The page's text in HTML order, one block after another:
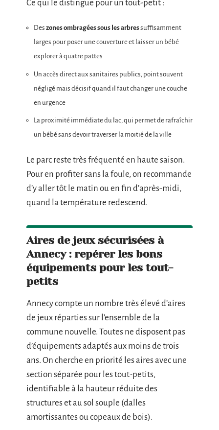
Ce qui le distingue pour un tout-petit :
Des zones ombragées sous les arbressuffisamment
larges pour poser une couverture et laisser un bébé
explorer à quatre pattes
Un accès direct aux sanitaires publics, point souvent
négligé mais décisif quand il faut changer une couche
en urgence
La proximité immédiate du lac, qui permet de rafraîchir
un bébé sans devoir traverser la moitié de la ville
Le parc reste très fréquenté en haute saison.
Pour en profiter sans la foule, on recommande
d’y aller tôt le matin ou en fin d’après-midi,
quand la température redescend.
Aires de jeux sécurisées à
Annecy : repérer les bons
équipements pour les tout-
petits
Annecy compte un nombre très élevé d’aires
de jeux réparties sur l’ensemble de la
commune nouvelle. Toutes ne disposent pas
d’équipements adaptés aux moins de trois
ans. On cherche en priorité les aires avec une
section séparée pour les tout-petits,
identifiable à la hauteur réduite des
structures et au sol souple (dalles
amortissantes ou copeaux de bois).